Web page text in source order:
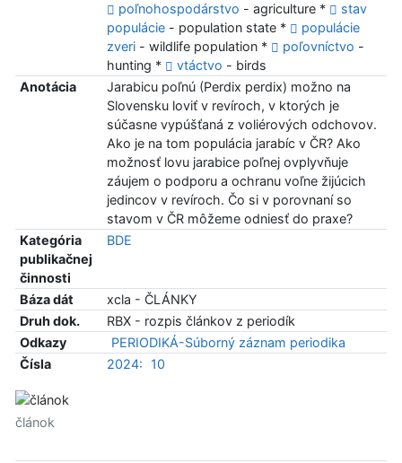
poľnohospodárstvo - agriculture *
stav
populácie- population state *
populácie
zveri- wildlife population * poľovníctvo -
hunting *
vtáctvo - birds
Anotácia
Jarabicu poľnú (Perdix perdix) možno na
Slovensku loviť v revíroch, v ktorých je
súčasne vypúšťaná z voliérových odchovov.
Ako je na tom populácia jarabíc v ČR? Ako
možnosť lovu jarabice poľnej ovplyvňuje
záujem o podporu a ochranu voľne žijúcich
jedincov v revíroch. Čo si v porovnaní so
stavom v ČR môžeme odniesť do praxe?
Kategória
publikačnej
činnosti
BDE
Báza dát
xcla - ČLÁNKY
Druh dok.
RBX - rozpis článkov z periodík
Odkazy
PERIODIKÁ-Súborný záznam periodika
Čísla
2024: 10
článok